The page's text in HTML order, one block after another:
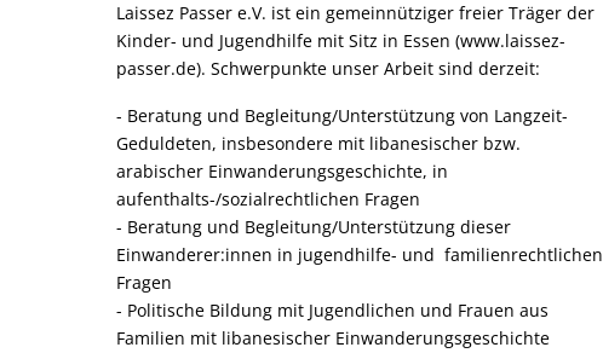
Laissez Passer e.V. ist ein gemeinnütziger freier Träger der
Kinder- und Jugendhilfe mit Sitz in Essen (www.laissez-
passer.de). Schwerpunkte unser Arbeit sind derzeit:
- Beratung und Begleitung/Unterstützung von Langzeit-
Geduldeten, insbesondere mit libanesischer bzw.
arabischer Einwanderungsgeschichte, in
aufenthalts-/sozialrechtlichen Fragen
- Beratung und Begleitung/Unterstützung dieser
Einwanderer:innen in jugendhilfe- und familienrechtlichen
Fragen
- Politische Bildung mit Jugendlichen und Frauen aus
Familien mit libanesischer Einwanderungsgeschichte